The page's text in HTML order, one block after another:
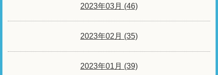
2023年03月 (46)
2023年02月 (35)
2023年01月 (39)